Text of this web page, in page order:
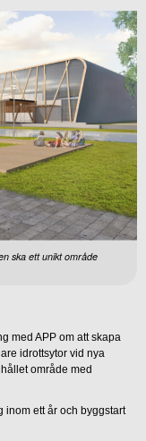
ska ett unikt område
med APP om att skapa
idrottsytor vid nya
område med
inom ett år och byggstart